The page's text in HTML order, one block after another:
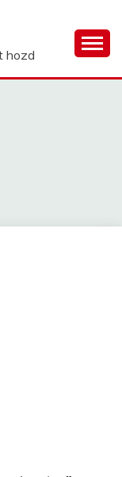
hozd